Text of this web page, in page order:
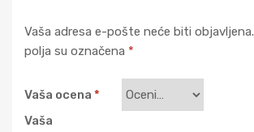
Vaša adresa e-pošte neće biti objavljena.
polja su označena *
Vaša ocena *
Vaša